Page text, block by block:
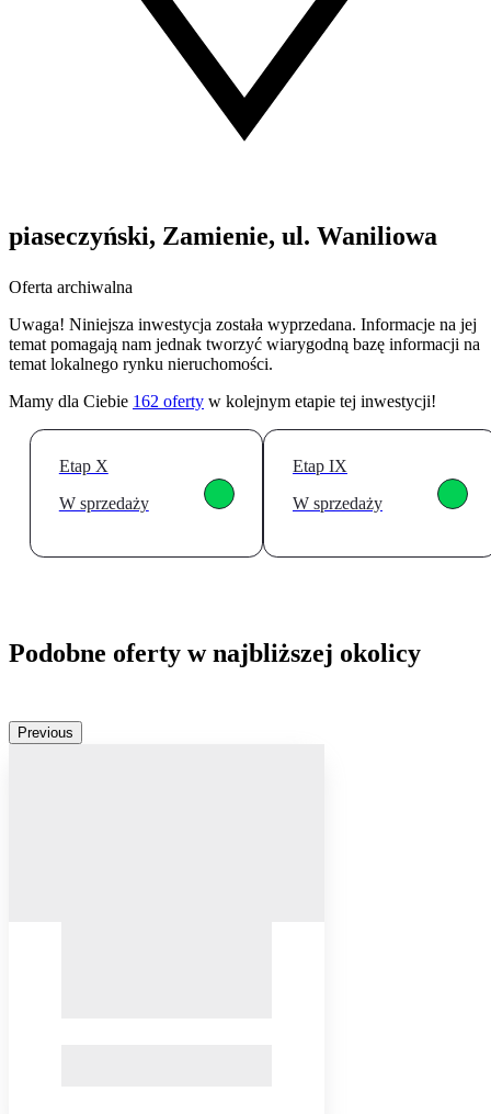
piaseczyński, Zamienie, ul. Waniliowa
Oferta archiwalna
Uwaga! Niniejsza inwestycja została wyprzedana. Informacje na jej
temat pomagają nam jednak tworzyć wiarygodną bazę informacji na
temat lokalnego rynku nieruchomości.
Mamy dla Ciebie 162 oferty w kolejnym etapie tej inwestycji!
Etap X
W sprzedaży
Etap IX
W sprzedaży
Podobne oferty w najbliższej okolicy
Previous